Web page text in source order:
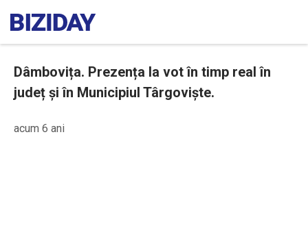
Dâmbovița. Prezența la vot în timp real în
județ și în Municipiul Târgoviște.
acum 6 ani